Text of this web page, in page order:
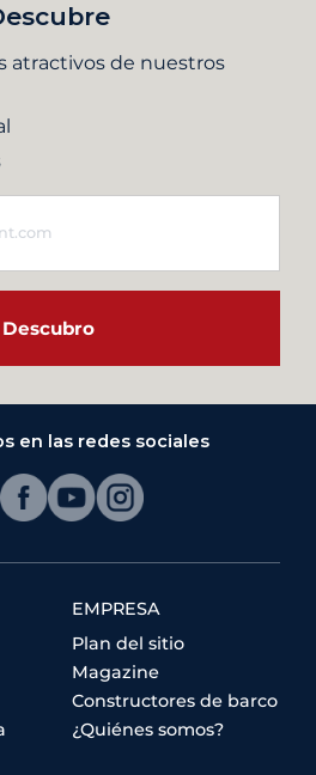
atractivos de nuestros
Descubro
en las redes sociales
EMPRESA
Plan del sitio
Magazine
Constructores de barco
¿Quiénes somos?